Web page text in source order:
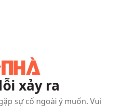
xảy ra
sự cố ngoài ý muốn. Vui